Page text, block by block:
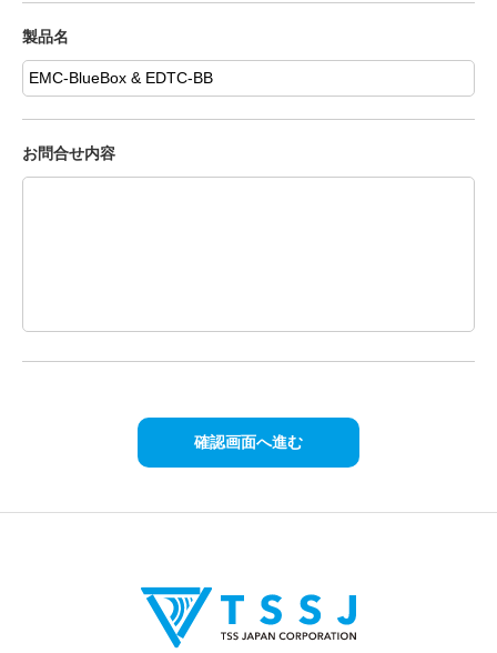
製品名
お問合せ内容